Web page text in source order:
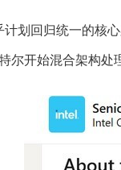
划回归统一的核心
开始混合架构处